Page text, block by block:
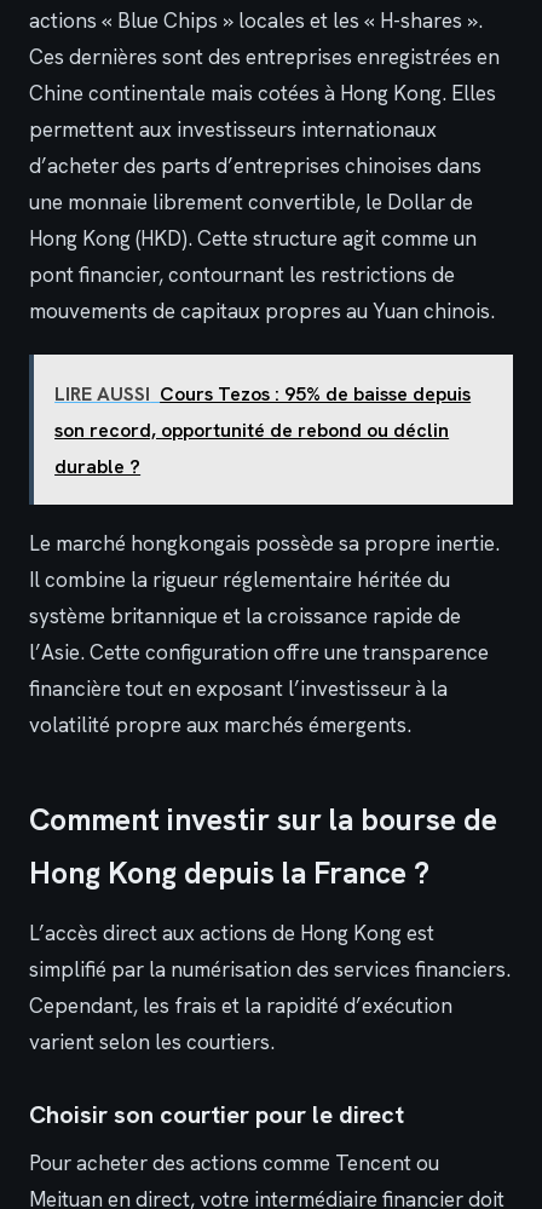
actions « Blue Chips » locales et les « H-shares ».
Ces dernières sont des entreprises enregistrées en
Chine continentale mais cotées à Hong Kong. Elles
permettent aux investisseurs internationaux
d’acheter des parts d’entreprises chinoises dans
une monnaie librement convertible, le Dollar de
Hong Kong (HKD). Cette structure agit comme un
pont financier, contournant les restrictions de
mouvements de capitaux propres au Yuan chinois.
LIRE AUSSI Cours Tezos : 95% de baisse depuis
son record, opportunité de rebond ou déclin
durable ?
Le marché hongkongais possède sa propre inertie.
Il combine la rigueur réglementaire héritée du
système britannique et la croissance rapide de
l’Asie. Cette configuration offre une transparence
financière tout en exposant l’investisseur à la
volatilité propre aux marchés émergents.
Comment investir sur la bourse de
Hong Kong depuis la France ?
L’accès direct aux actions de Hong Kong est
simplifié par la numérisation des services financiers.
Cependant, les frais et la rapidité d’exécution
varient selon les courtiers.
Choisir son courtier pour le direct
Pour acheter des actions comme Tencent ou
Meituan en direct, votre intermédiaire financier doit